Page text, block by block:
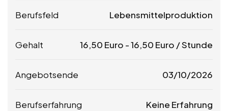
Berufsfeld Lebensmittelproduktion
Gehalt 16,50 Euro -16,50 Euro / Stunde
Angebotsende 03/10/2026
Berufserfahrung Keine Erfahrung